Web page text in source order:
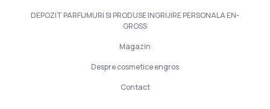
DEPOZIT PARFUMURI SI PRODUSE INGRIJIRE PERSONALA EN-
GROSS
Magazin
Despre cosmetice engros
Contact